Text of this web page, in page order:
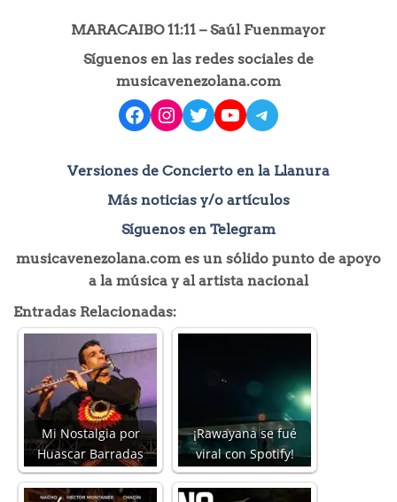
MARACAIBO 11:11 – Saúl Fuenmayor
Síguenos en las redes sociales de
musicavenezolana.com
facebook
instagram
Twitter
YouTube
Telegram
Versiones de Concierto en la Llanura
Más noticias y/o artículos
Síguenos en Telegram
musicavenezolana.com es un sólido punto de apoyo
a la música y al artista nacional
Entradas Relacionadas:
Mi Nostalgia por
Huascar Barradas
¡Rawayana se fué
viral con Spotify!